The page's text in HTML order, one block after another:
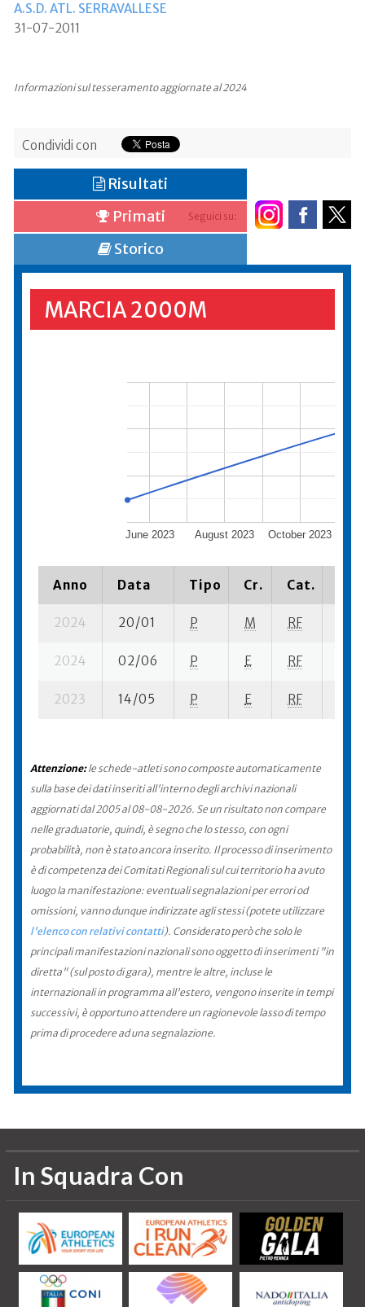
A.S.D. ATL. SERRAVALLESE
31-07-2011
Informazioni sul tesseramento aggiornate al 2024
Condividi con
Seguici su:
Risultati
Primati
Storico
MARCIA 2000M
June 2023 August 2023 October 2023
Anno Data Tipo Cr. Cat.
2024 20/01 P M RF
2024 02/06 P E RF
2023 14/05 P E RF
Attenzione:le schede-atleti sono composte automaticamente
sulla base dei dati inseriti all'interno degli archivi nazionali
aggiornati dal 2005 al 08-08-2026. Se un risultato non compare
nelle graduatorie, quindi, è segno che lo stesso, con ogni
probabilità, non è stato ancora inserito. Il processo di inserimento
è di competenza dei Comitati Regionali sul cui territorio ha avuto
luogo la manifestazione: eventuali segnalazioni per errori od
omissioni, vanno dunque indirizzate agli stessi (potete utilizzare
l'elenco con relativi contatti). Considerato però che solo le
principali manifestazioni nazionali sono oggetto di inserimenti "in
diretta" (sul posto di gara), mentre le altre, incluse le
internazionali in programma all'estero, vengono inserite in tempi
successivi, è opportuno attendere un ragionevole lasso di tempo
prima di procedere ad una segnalazione.
In Squadra Con